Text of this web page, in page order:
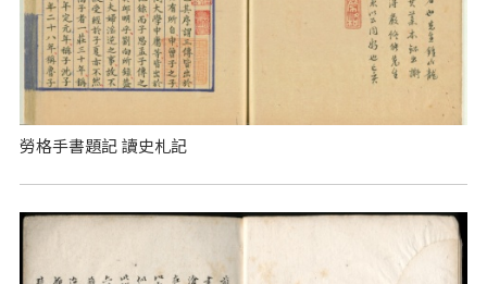
勞格手書題記 讀史札記